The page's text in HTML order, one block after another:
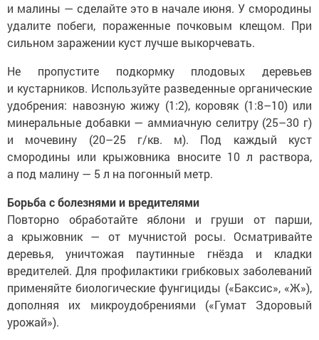
и малины — сделайте это в начале июня. У смородины
удалите побеги, пораженные почковым клещом. При
сильном заражении куст лучше выкорчевать.
Не пропустите подкормку плодовых деревьев
и кустарников. Используйте разведенные органические
удобрения: навозную жижу (1:2), коровяк (1:8–10) или
минеральные добавки — аммиачную селитру (25–30 г)
и мочевину (20–25 г/кв. м). Под каждый куст
смородины или крыжовника вносите 10 л раствора,
а под малину — 5 л на погонный метр.
Борьба с болезнями и вредителями
Повторно обработайте яблони и груши от парши,
а крыжовник — от мучнистой росы. Осматривайте
деревья, уничтожая паутинные гнёзда и кладки
вредителей. Для профилактики грибковых заболеваний
применяйте биологические фунгициды («Баксис», «Ж»),
дополняя их микроудобрениями («Гумат Здоровый
урожай»).